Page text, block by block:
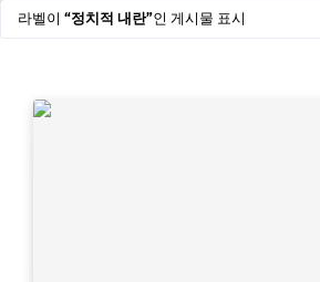
라벨이 정치적 내란 인 게시물 표시